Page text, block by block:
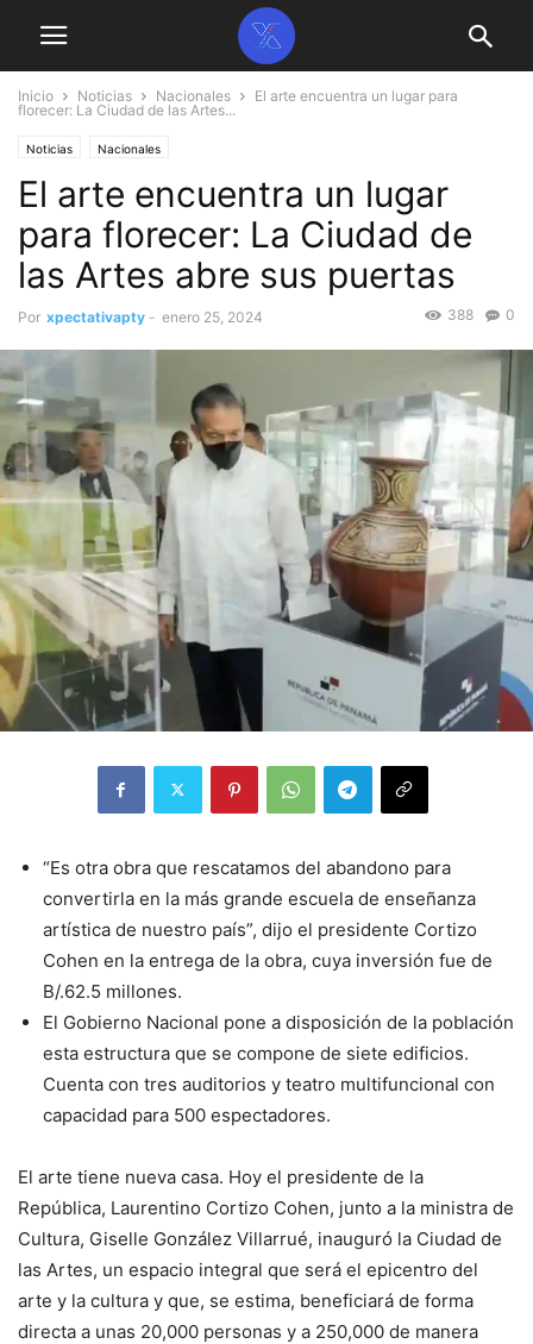
Inicio Noticias Nacionales
El arte encuentra un lugar para
florecer: La Ciudad de las Artes...
Noticias Nacionales
El arte encuentra un lugar
para florecer: La Ciudad de
las Artes abre sus puertas
Por xpectativapty - enero 25, 2024 0
388
“Es otra obra que rescatamos del abandono para
convertirla en la más grande escuela de enseñanza
artística de nuestro país”, dijo el presidente Cortizo
Cohen en la entrega de la obra, cuya inversión fue de
B/.62.5 millones.
El Gobierno Nacional pone a disposición de la población
esta estructura que se compone de siete edificios.
Cuenta con tres auditorios y teatro multifuncional con
capacidad para 500 espectadores.
El arte tiene nueva casa. Hoy el presidente de la
República, Laurentino Cortizo Cohen, junto a la ministra de
Cultura, Giselle González Villarrué, inauguró la Ciudad de
las Artes, un espacio integral que será el epicentro del
arte y la cultura y que, se estima, beneficiará de forma
directa a unas 20,000 personas y a 250,000 de manera